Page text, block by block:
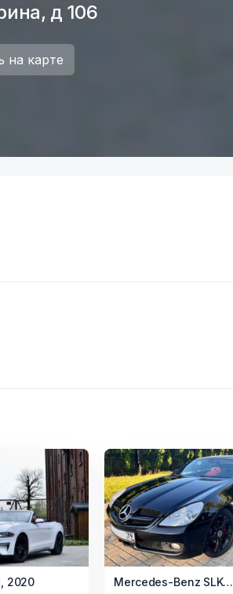
д 106
на карте
2020
Item
Mercedes-Benz SLK-Класс,